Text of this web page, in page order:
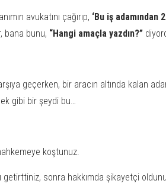
avukatını çağırıp, ‘Bu iş adamından
bana bunu, “Hangi amaçla yazdın?”
geçerken, bir aracın altında kalan
gibi bir şeydi bu…
koştunuz.
getirttiniz, sonra hakkımda şikayetçi